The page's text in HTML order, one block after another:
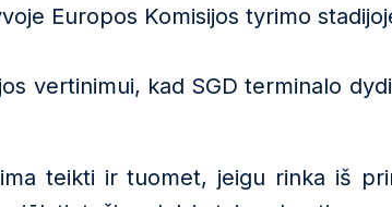
Europos Komisijos tyrimo
vertinimui, kad SGD terminalo
teikti ir tuomet, jeigu rinka iš